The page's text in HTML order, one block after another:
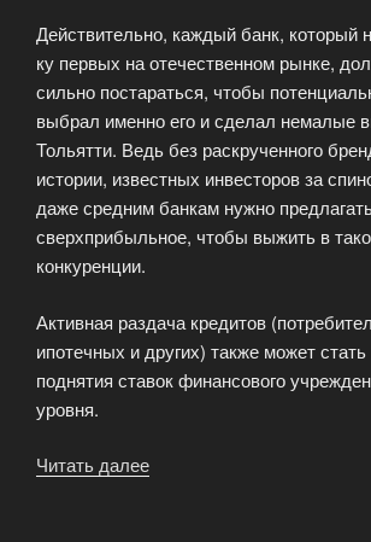
Действительно, каждый банк, который
ку первых на отечественном рынке,
сильно постараться, чтобы
выбрал именно его и сделал немалые
Тольятти. Ведь без раскрученного
истории, известных инвесторов за
даже средним банкам нужно
сверхприбыльное, чтобы выжить в
конкуренции.
Активная раздача кредитов
ипотечных и других) также может
поднятия ставок финансового
уровня.
Читать далее